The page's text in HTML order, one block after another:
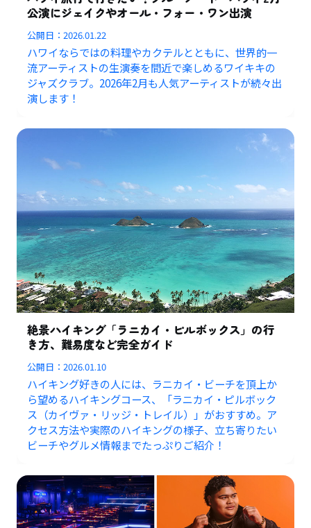
公演にジェイクやオール・フォー・ワン出演
公開日：2026.01.22
ハワイならではの料理やカクテルとともに、世界的一
流アーティストの生演奏を間近で楽しめるワイキキの
ジャズクラブ。2026年2月も人気アーティストが続々出
演します！
絶景ハイキング「ラニカイ・ピルボックス」の行
き方、難易度など完全ガイド
公開日：2026.01.10
ハイキング好きの人には、ラニカイ・ビーチを頂上か
ら望めるハイキングコース、「ラニカイ・ピルボック
ス（カイヴァ・リッジ・トレイル）」がおすすめ。ア
クセス方法や実際のハイキングの様子、立ち寄りたい
ビーチやグルメ情報までたっぷりご紹介！